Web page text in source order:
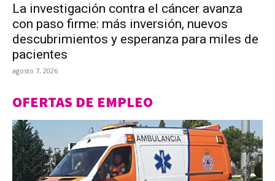
La investigación contra el cáncer avanza
con paso firme: más inversión, nuevos
descubrimientos y esperanza para miles de
pacientes
agosto 7, 2026
OFERTAS DE EMPLEO